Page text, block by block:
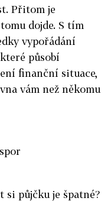
Přitom je
dojde. S tím
vypořádání
působí
finanční situace,
vám než někomu
si půjčku je špatné?